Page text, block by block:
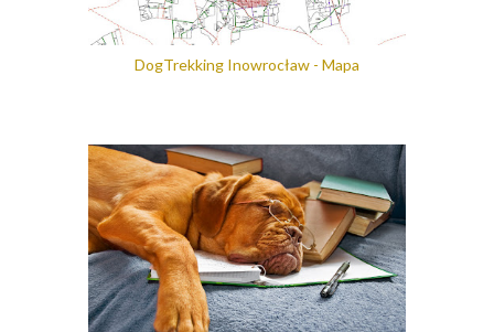
DogTrekking Inowrocław - Mapa